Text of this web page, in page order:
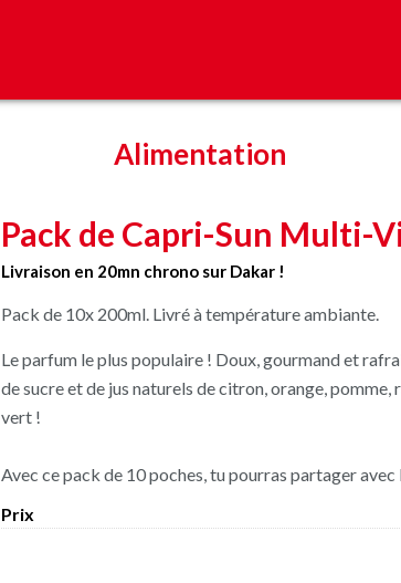
Alimentation
Pack de Capri-Sun Multi-
Livraison en 20mn chrono sur Dakar !
Pack de 10x 200ml. Livré à température ambiante.
Le parfum le plus populaire ! Doux, gourmand et
de sucre et de jus naturels de citron, orange,
vert !
Avec ce pack de 10 poches, tu pourras partager
Prix